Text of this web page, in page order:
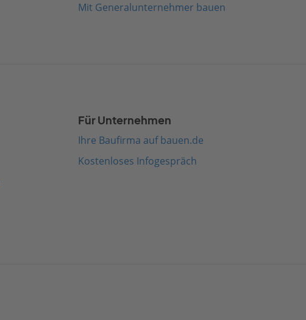
Mit Generalunternehmer bauen
Für Unternehmen
Ihre Baufirma auf bauen.de
Kostenloses Infogespräch